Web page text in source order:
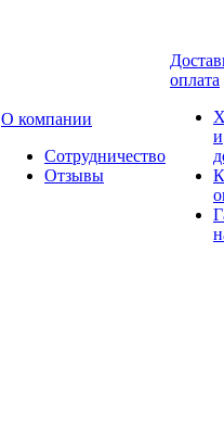
О компании
Сотрудничество
Отзывы
оплата
и